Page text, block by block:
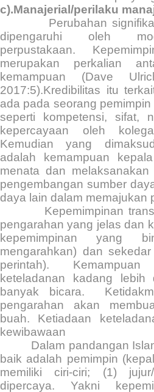
c).Manajerial/perilaku
Perubahan
dipengaruhi oleh
perpustakaan.
merupakan perkalian
kemampuan (Dave
2017:5).Kredibilitas itu
ada pada seorang
seperti kompetensi, sifat,
kepercayaan oleh
Kemudian yang
adalah kemampuan
menata dan
pengembangan sumber
daya lain dalam memajukan
Kepemimpinan
pengarahan yang jelas dan
kepemimpinan yang
mengarahkan) dan sekedar
perintah).
keteladanan kadang lebih
banyak bicara.
pengarahan akan
buah. Ketiadaan
kewibawaan
Dalam pandangan
baik adalah pemimpin
memiliki ciri-ciri; (1) jujur/
dipercaya. Yakni